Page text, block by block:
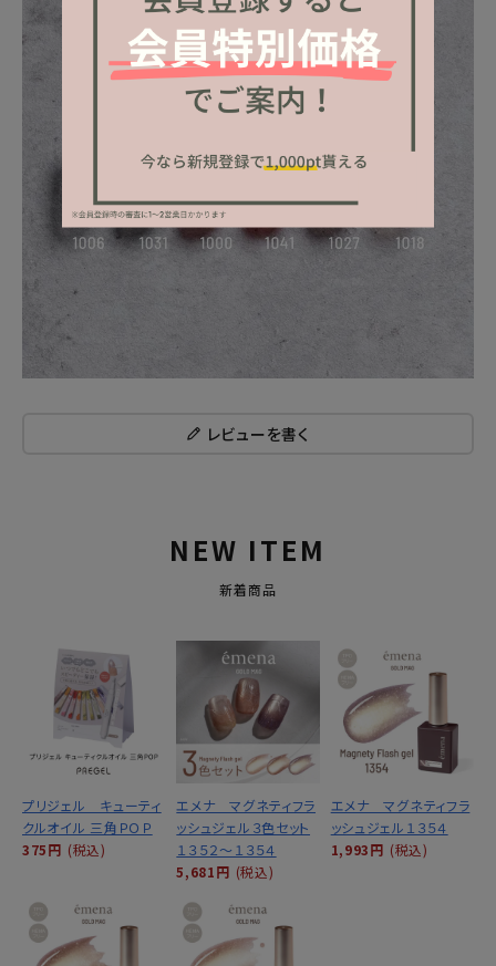
レビューを書く
NEW ITEM
新着商品
プリジェル キューティ
クルオイル 三角ＰＯＰ
375円 (税込)
エメナ マグネティフラ
ッシュジェル３色セット
１３５２～１３５４
5,681円 (税込)
エメナ マグネティフラ
ッシュジェル１３５４
1,993円 (税込)